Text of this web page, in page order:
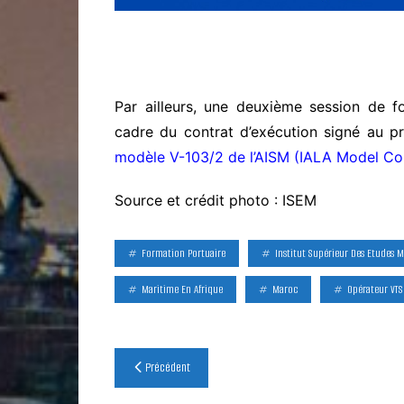
Par ailleurs, une deuxième session de
cadre du contrat d’exécution signé au
modèle V-103/2 de l’AISM (IALA Model
Source et crédit photo : ISEM
Formation Portuaire Institut Supérieur Des Etudes
Maritime En Afrique Maroc Opérateur VTS
Navigation
Précédent